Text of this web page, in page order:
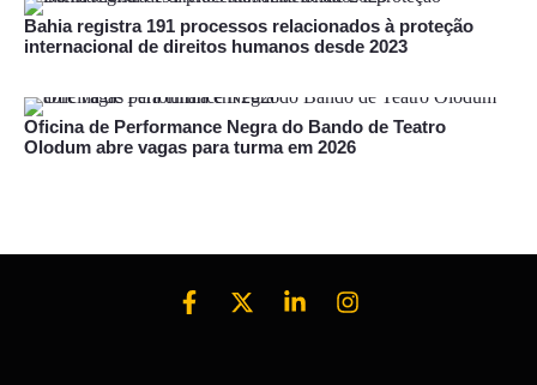
Bahia registra 191 processos relacionados à proteção
internacional de direitos humanos desde 2023
Oficina de Performance Negra do Bando de Teatro
Olodum abre vagas para turma em 2026